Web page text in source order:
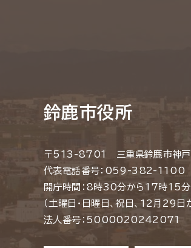
鈴鹿市役所
〒513-8701 三重県鈴鹿市神
代表電話番号：059-382-
開庁時間：8時30分から17時15分
（土曜日・日曜日、祝日、12月29日
法人番号：5000020242071